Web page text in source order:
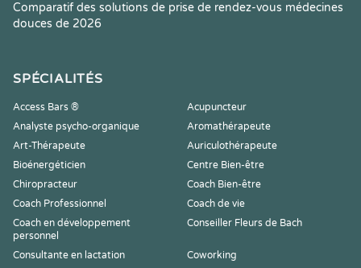
Comparatif des solutions de prise de rendez-vous médecines
douces de 2026
SPÉCIALITÉS
Access Bars ®
Acupuncteur
Analyste psycho-organique
Aromathérapeute
Art-Thérapeute
Auriculothérapeute
Bioénergéticien
Centre Bien-être
Chiropracteur
Coach Bien-être
Coach Professionnel
Coach de vie
Coach en développement
personnel
Conseiller Fleurs de Bach
Consultante en lactation
Coworking